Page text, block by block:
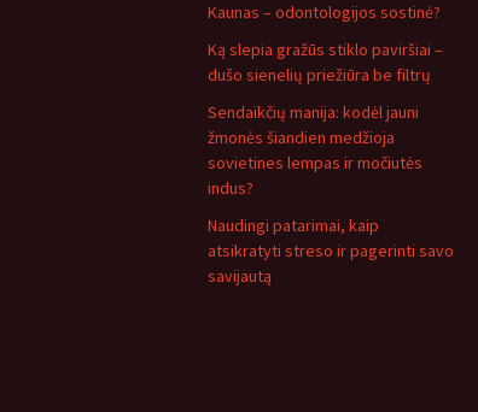
Kaunas – odontologijos sostinė?
Ką slepia gražūs stiklo paviršiai –
dušo sienelių priežiūra be filtrų
Sendaikčių manija: kodėl jauni
žmonės šiandien medžioja
sovietines lempas ir močiutės
indus?
Naudingi patarimai, kaip
atsikratyti streso ir pagerinti savo
savijautą